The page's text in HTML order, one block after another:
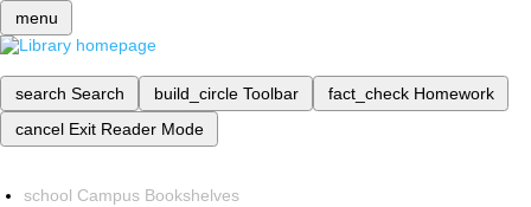
menu
search Search build_circle Toolbar fact_check Homework
cancel Exit Reader Mode
school Campus Bookshelves